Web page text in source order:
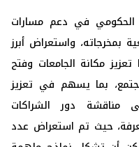
الحكومي في دعم مسارات
بمخرجاته، واستعراض أبرز
مكانة الجامعات وفتح
بما يسهم في تعزيز
مناقشة دور الشراكات
حيث تم استعراض عدد